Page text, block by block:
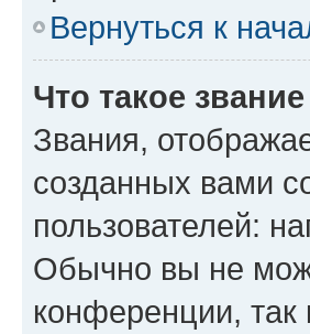
Вернуться к
Что такое
Звания,
созданных вами
пользователей:
Обычно вы не
конференции, так